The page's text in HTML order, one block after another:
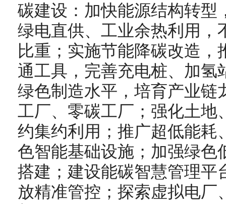
碳建设：加快能源结构转型
绿电直供、工业余热利用，
比重；实施节能降碳改造
通工具，完善充电桩、加氢
绿色制造水平，培育产业链
工厂、零碳工厂；强化土地
约集约利用；推广超低能耗
色智能基础设施；加强绿色
搭建；建设能碳智慧管理平
放精准管控；探索虚拟电厂